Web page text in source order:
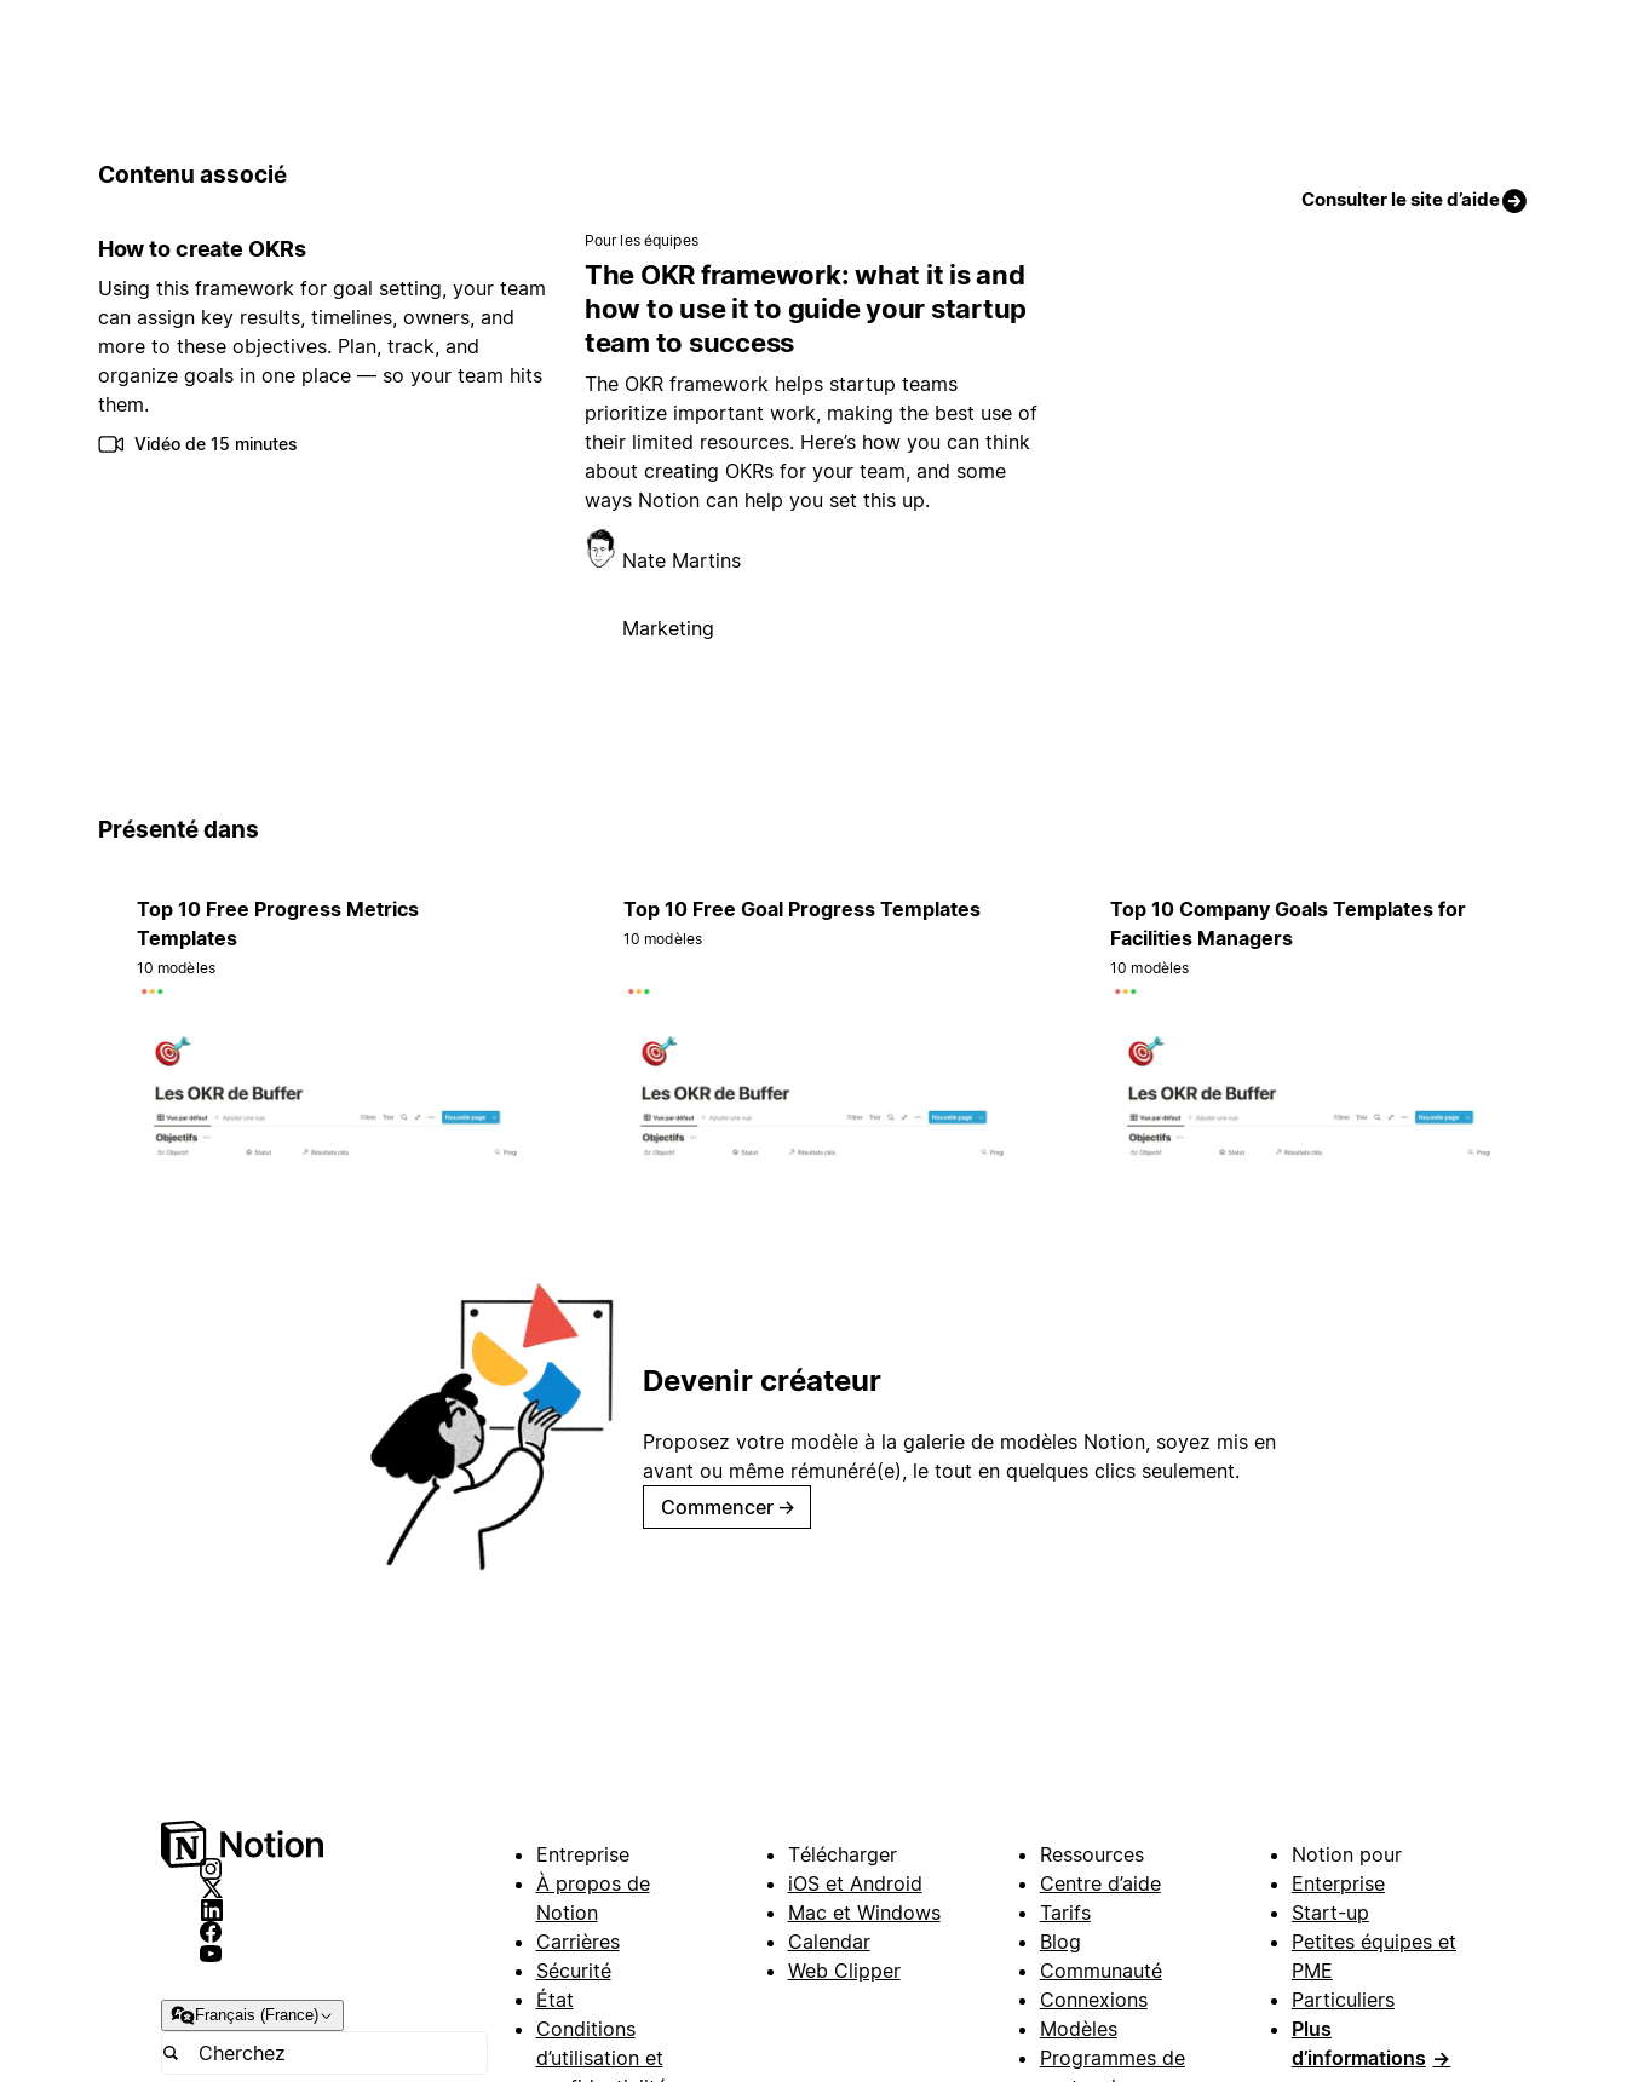
Contenu associé
Consulter le site d’aide
How to create OKRs
Using this framework for goal setting, your team
can assign key results, timelines, owners, and
more to these objectives. Plan, track, and
organize goals in one place — so your team hits
them.
Vidéo de 15 minutes
Pour les équipes
The OKR framework: what it is and
how to use it to guide your startup
team to success
The OKR framework helps startup teams
prioritize important work, making the best use of
their limited resources. Here’s how you can think
about creating OKRs for your team, and some
ways Notion can help you set this up.
Nate Martins
Marketing
Présenté dans
Top 10 Free Progress Metrics
Templates
10 modèles
Top 10 Free Goal Progress Templates
10 modèles
Top 10 Company Goals Templates for
Facilities Managers
10 modèles
Devenir créateur
Proposez votre modèle à la galerie de modèles Notion, soyez mis en
avant ou même rémunéré(e), le tout en quelques clics seulement.
Commencer →
Français (France)
Entreprise
À propos de
Notion
Carrières
Sécurité
État
Conditions
d’utilisation et
Télécharger
iOS et Android
Mac et Windows
Calendar
Web Clipper
Ressources
Centre d’aide
Tarifs
Blog
Communauté
Connexions
Modèles
Programmes de
Notion pour
Enterprise
Start-up
Petites équipes et
PME
Particuliers
Plus
d’informations →